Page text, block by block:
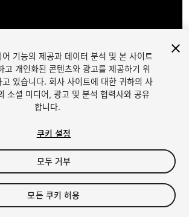
1/3
기능의 제공과 데이터 분석 및 본 사이트
고 개인화된 콘텐츠와 광고를 제공하기 위
있습니다. 회사 사이트에 대한 귀하의 사
소셜 미디어, 광고 및 분석 협력사와 공유
합니다.
쿠키 설정
모두 거부
모든 쿠키 허용